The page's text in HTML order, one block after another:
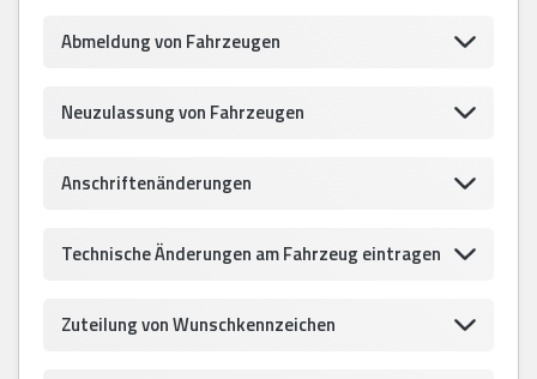
Abmeldung von Fahrzeugen
Neuzulassung von Fahrzeugen
Anschriftenänderungen
Technische Änderungen am Fahrzeug eintragen
Zuteilung von Wunschkennzeichen